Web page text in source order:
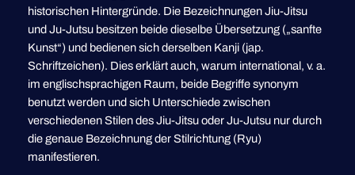
historischen Hintergründe. Die Bezeichnungen Jiu-Jitsu
und Ju-Jutsu besitzen beide dieselbe Übersetzung („sanfte
Kunst“) und bedienen sich derselben Kanji (jap.
Schriftzeichen). Dies erklärt auch, warum international, v. a.
im englischsprachigen Raum, beide Begriffe synonym
benutzt werden und sich Unterschiede zwischen
verschiedenen Stilen des Jiu-Jitsu oder Ju-Jutsu nur durch
die genaue Bezeichnung der Stilrichtung (Ryu)
manifestieren.